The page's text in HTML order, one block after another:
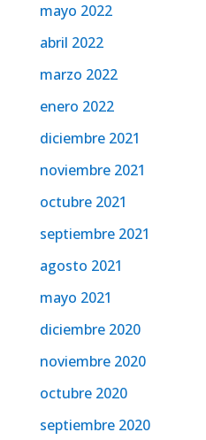
mayo 2022
abril 2022
marzo 2022
enero 2022
diciembre 2021
noviembre 2021
octubre 2021
septiembre 2021
agosto 2021
mayo 2021
diciembre 2020
noviembre 2020
octubre 2020
septiembre 2020